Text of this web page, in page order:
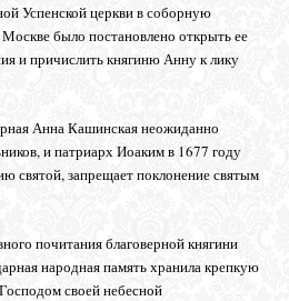
Успенской церкви в соборную
было постановлено открыть ее
и причислить княгиню Анну к лику
Анна Кашинская неожиданно
и патриарх Иоаким в 1677 году
святой, запрещает поклонение святым
почитания благоверной княгини
народная память хранила крепкую
своей небесной